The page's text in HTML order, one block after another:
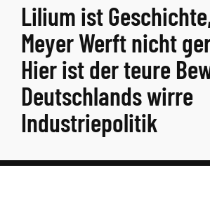
Lilium ist
Meyer Werft nicht
Hier ist der teure
Deutschlands wirre
Industriepolitik